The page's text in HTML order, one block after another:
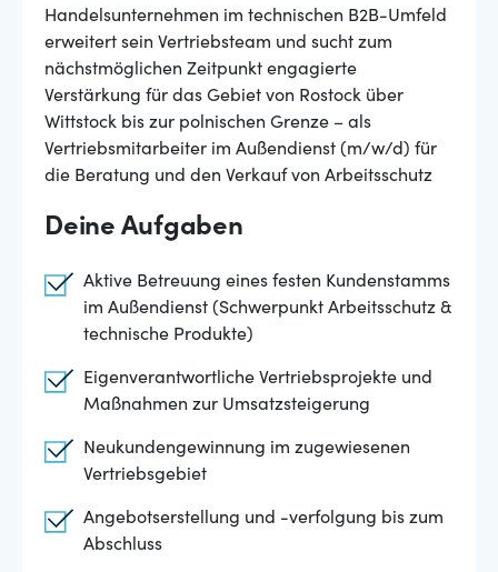
Handelsunternehmen im technischen B2B-Umfeld
erweitert sein Vertriebsteam und sucht zum
nächstmöglichen Zeitpunkt engagierte
Verstärkung für das Gebiet von Rostock über
Wittstock bis zur polnischen Grenze – als
Vertriebsmitarbeiter im Außendienst (m/w/d) für
die Beratung und den Verkauf von Arbeitsschutz
Deine Aufgaben
Aktive Betreuung eines festen Kundenstamms
im Außendienst (Schwerpunkt Arbeitsschutz &
technische Produkte)
Eigenverantwortliche Vertriebsprojekte und
Maßnahmen zur Umsatzsteigerung
Neukundengewinnung im zugewiesenen
Vertriebsgebiet
Angebotserstellung und -verfolgung bis zum
Abschluss